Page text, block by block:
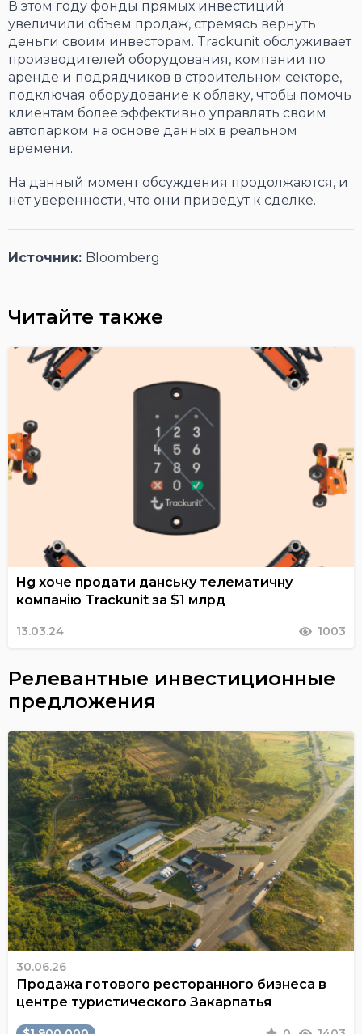
В этом году фонды прямых инвестиций
увеличили объем продаж, стремясь вернуть
деньги своим инвесторам. Trackunit обслуживает
производителей оборудования, компании по
аренде и подрядчиков в строительном секторе,
подключая оборудование к облаку, чтобы помочь
клиентам более эффективно управлять своим
автопарком на основе данных в реальном
времени.
На данный момент обсуждения продолжаются, и
нет уверенности, что они приведут к сделке.
Источник: Bloomberg
Читайте также
Hg хоче продати данську телематичну
компанію Trackunit за $1 млрд
13.03.24 1003
Релевантные инвестиционные
предложения
30.06.26
Продажа готового ресторанного бизнеса в
центре туристического Закарпатья